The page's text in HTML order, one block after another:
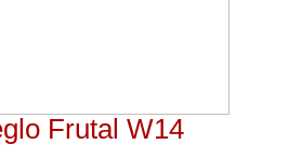
Frutal W14